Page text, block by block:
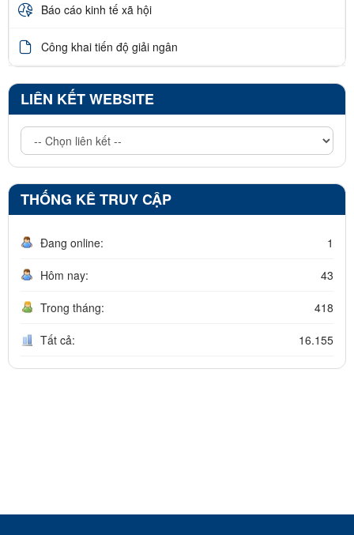
Báo cáo kinh tế xã hội
Công khai tiến độ giải ngân
LIÊN KẾT WEBSITE
THỐNG KÊ TRUY CẬP
Đang online: 1
Hôm nay: 43
Trong tháng: 418
Tất cả: 16.155